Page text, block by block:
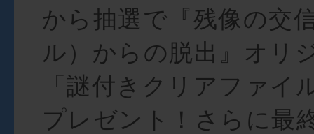
から抽選で『残像の交
ル）からの脱出』オリ
「謎付きクリアファイ
プレゼント！さらに最